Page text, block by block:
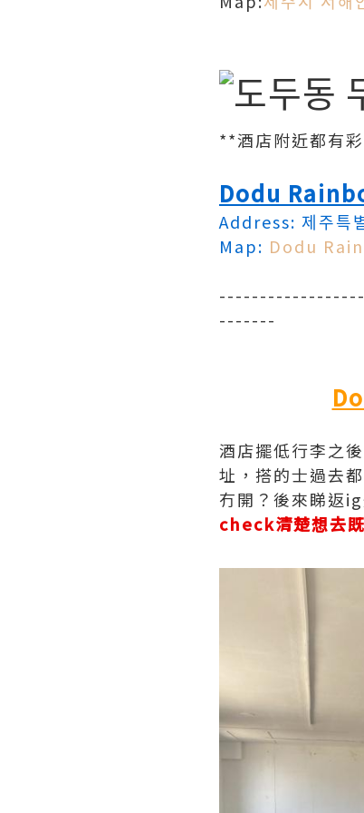
**酒店附近都有
Dodu
Address: 제주특
Map: Dodu
-------
酒店擺低行李之
址，搭的士過去
冇開？後來睇返
check清楚想去